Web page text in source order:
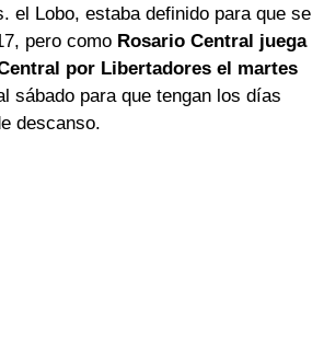
el Lobo, estaba definido para que se
pero como Rosario Central juega
por Libertadores el martes
sábado para que tengan los días
descanso.